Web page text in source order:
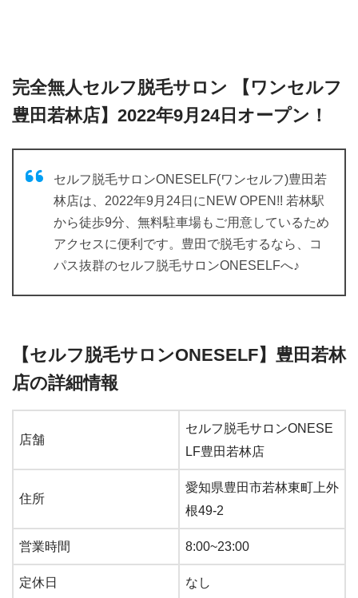
完全無人セルフ脱毛サロン 【ワンセルフ
豊田若林店】2022年9月24日オープン！
セルフ脱毛サロンONESELF(ワンセルフ)豊田若
林店は、2022年9月24日にNEW OPEN!! 若林駅
から徒歩9分、無料駐車場もご用意しているため
アクセスに便利です。豊田で脱毛するなら、コ
パス抜群のセルフ脱毛サロンONESELFへ♪
【セルフ脱毛サロンONESELF】豊田若林
店の詳細情報
店舗
セルフ脱毛サロンONESE
LF豊田若林店
住所
愛知県豊田市若林東町上外
根49-2
営業時間 8:00~23:00
定休日 なし